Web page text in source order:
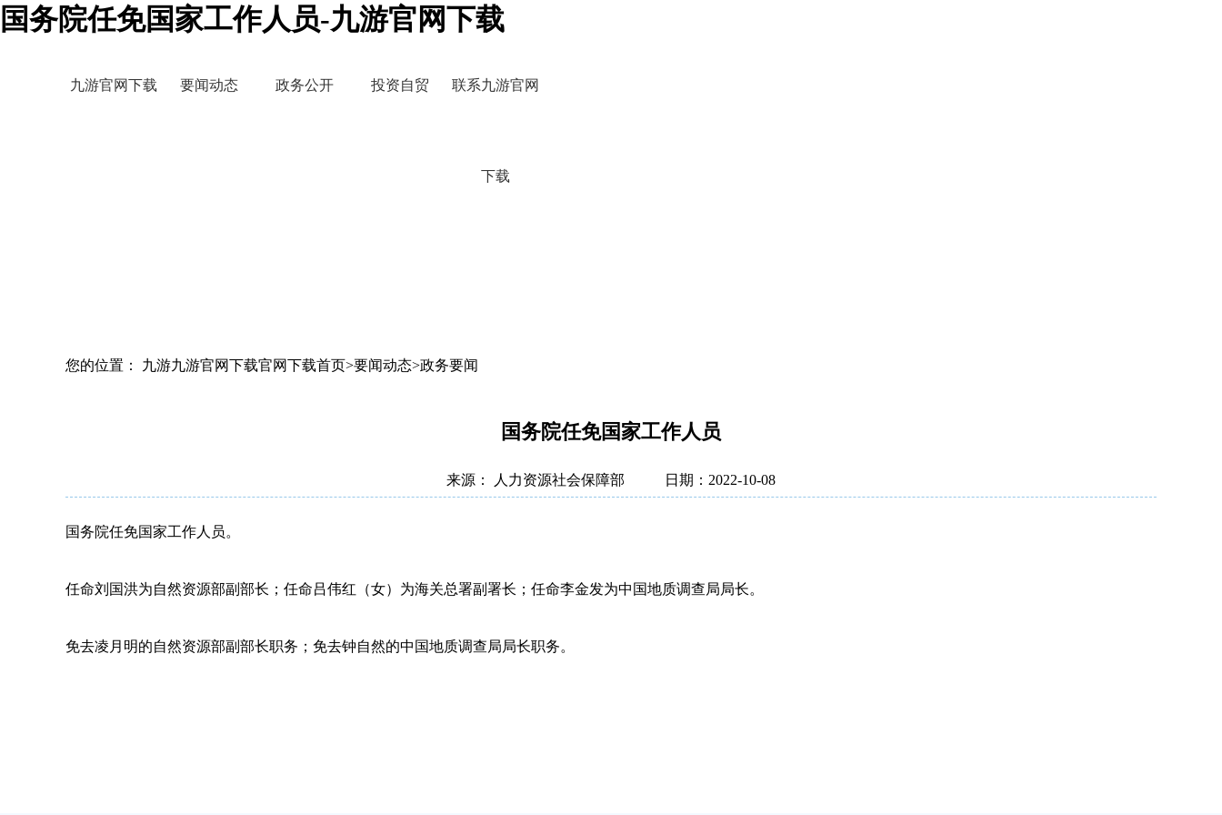
国务院任免国家工作人员-九游官网下载
九游官网下载 要闻动态 政务公开 投资自贸 联系九游官网
下载
您的位置： 九游九游官网下载官网下载首页>要闻动态>政务要闻
国务院任免国家工作人员
来源： 人力资源社会保障部 日期：2022-10-08
国务院任免国家工作人员。
任命刘国洪为自然资源部副部长；任命吕伟红（女）为海关总署副署长；任命李金发为中国地质调查局局长。
免去凌月明的自然资源部副部长职务；免去钟自然的中国地质调查局局长职务。